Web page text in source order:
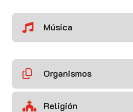
 Música
 Organismos
 Religión